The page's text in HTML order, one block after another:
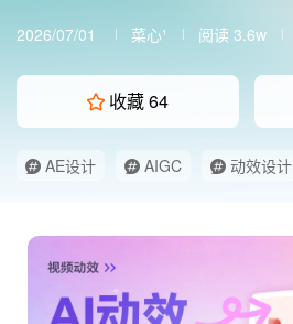
2026/07/01 菜心¹ 阅读 3.6w
收藏64
AE设计 AIGC 动效设计